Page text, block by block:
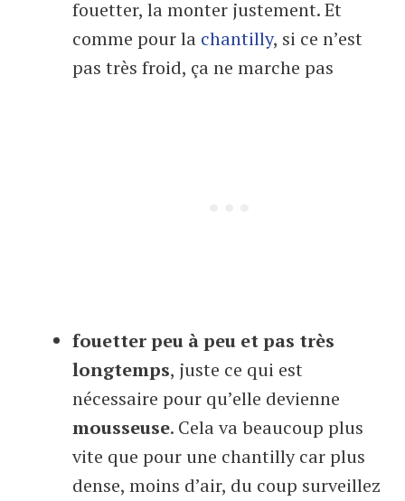
fouetter, la monter justement. Et
comme pour la chantilly, si ce n’est
pas très froid, ça ne marche pas
fouetter peu à peu et pas très
longtemps, juste ce qui est
nécessaire pour qu’elle devienne
mousseuse. Cela va beaucoup plus
vite que pour une chantilly car plus
dense, moins d’air, du coup surveillez